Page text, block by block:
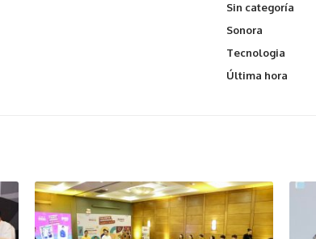
Sin categoría
Sonora
Tecnologia
Última hora